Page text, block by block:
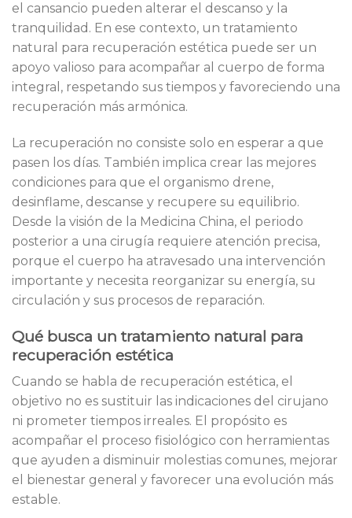
el cansancio pueden alterar el descanso y la
tranquilidad. En ese contexto, un tratamiento
natural para recuperación estética puede ser un
apoyo valioso para acompañar al cuerpo de forma
integral, respetando sus tiempos y favoreciendo una
recuperación más armónica.
La recuperación no consiste solo en esperar a que
pasen los días. También implica crear las mejores
condiciones para que el organismo drene,
desinflame, descanse y recupere su equilibrio.
Desde la visión de la Medicina China, el periodo
posterior a una cirugía requiere atención precisa,
porque el cuerpo ha atravesado una intervención
importante y necesita reorganizar su energía, su
circulación y sus procesos de reparación.
Qué busca un tratamiento natural para
recuperación estética
Cuando se habla de recuperación estética, el
objetivo no es sustituir las indicaciones del cirujano
ni prometer tiempos irreales. El propósito es
acompañar el proceso fisiológico con herramientas
que ayuden a disminuir molestias comunes, mejorar
el bienestar general y favorecer una evolución más
estable.